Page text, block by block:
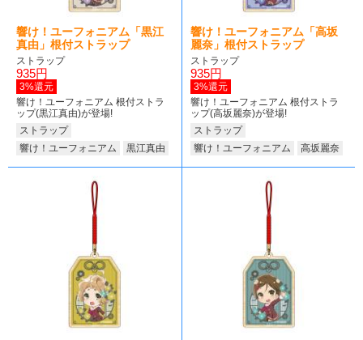
響け！ユーフォニアム「黒江
真由」根付ストラップ
ストラップ
935円
3%還元
響け！ユーフォニアム 根付ストラ
ップ(黒江真由)が登場!
ストラップ
響け！ユーフォニアム
黒江真由
響け！ユーフォニアム「高坂
麗奈」根付ストラップ
ストラップ
935円
3%還元
響け！ユーフォニアム 根付ストラ
ップ(高坂麗奈)が登場!
ストラップ
響け！ユーフォニアム
高坂麗奈